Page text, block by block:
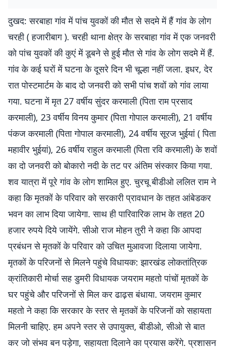
दुखद: सरबाहा गांव में पांच युवकों की मौत से सदमे में हैं गांव के लोग
चरही ( हजारीबाग ). चरही थाना क्षेत्र के सरबाहा गांव में एक जनवरी
को पांच युवकों की कुएं में डूबने से हुई मौत से गांव के लोग सदमे में हैं.
गांव के कई घरों में घटना के दूसरे दिन भी चूल्हा नहीं जला. इधर, देर
रात पोस्टमार्टम के बाद दो जनवरी को सभी पांच शवों को गांव लाया
गया. घटना में मृत 27 वर्षीय सुंदर करमाली (पिता राम प्रसाद
करमाली), 23 वर्षीय विनय कुमार (पिता गोपाल करमाली), 21 वर्षीय
पंकज करमाली (पिता गोपाल करमाली), 24 वर्षीय सूरज भुईयां ( पिता
महावीर भुईयां), 26 वर्षीय राहुल करमाली (पिता रवि करमाली) के शवों
का दो जनवरी को बोकारो नदी के तट पर अंतिम संस्कार किया गया.
शव यात्रा में पूरे गांव के लोग शामिल हुए. चुरचू बीडीओ ललित राम ने
कहा कि मृतकों के परिवार को सरकारी प्रावधान के तहत आंबेडकर
भवन का लाभ दिया जायेगा. साथ ही पारिवारिक लाभ के तहत 20
हजार रुपये दिये जायेंगे. सीओ राज मोहन तुरी ने कहा कि आपदा
प्रबंधन से मृतकों के परिवार को उचित मुआवजा दिलाया जायेगा.
मृतकों के परिजनों से मिलने पहुंचे विधायक: झारखंड लोकतांत्रिक
क्रांतिकारी मोर्चा सह डुमरी विधायक जयराम महतो पांचों मृतकों के
घर पहुंचे और परिजनों से मिल कर ढाढ़स बंधाया. जयराम कुमार
महतो ने कहा कि सरकार के स्तर से मृतकों के परिजनों को सहायता
मिलनी चाहिए. हम अपने स्तर से उपायुक्त, बीडीओ, सीओ से बात
कर जो संभव बन पड़ेगा, सहायता दिलाने का प्रयास करेंगे. प्रशासन